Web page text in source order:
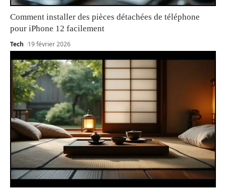
Comment installer des pièces détachées de téléphone
pour iPhone 12 facilement
Tech 19 février 2026